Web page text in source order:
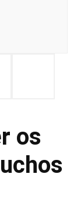
os